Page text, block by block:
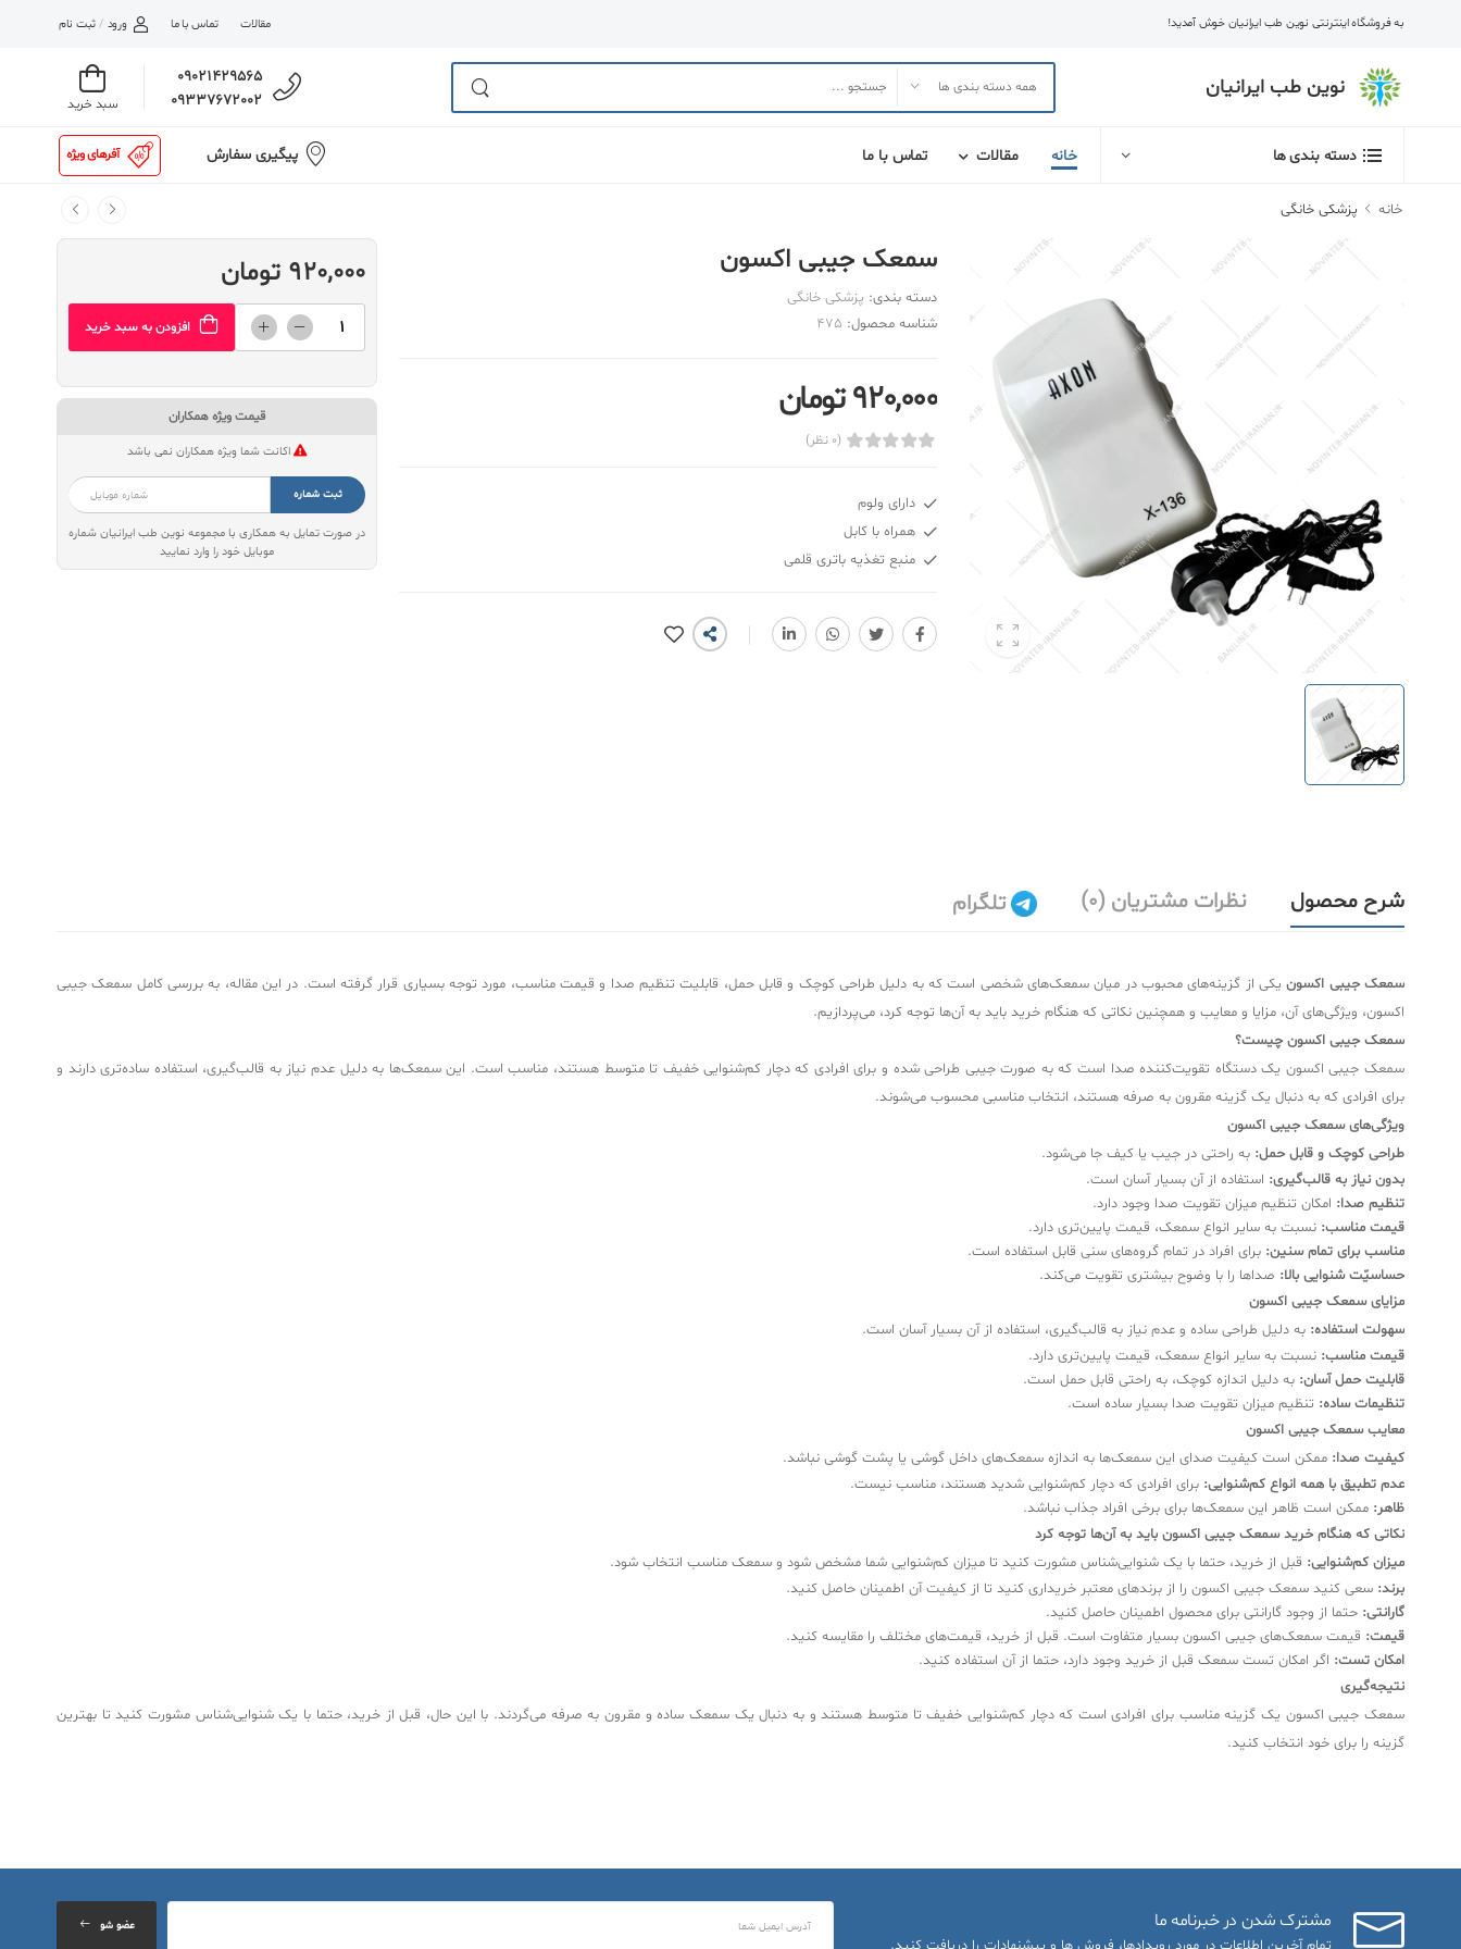
به فروشگاه اینترنتی نوین طب ایرانیان خوش آمدید! مقالات تماس با ما ورود / ثبت نام
نوین طب ایرانیان
09021429565
09337672002
سبد خرید
دسته بندی ها خانه مقالات تماس با ما پیگیری سفارش آفرهای ویژه
خانه پزشکی خانگی
سمعک جیبی اکسون
دسته بندی: پزشکی خانگی
شناسه محصول: 475
920,000 تومان
(0 نظر)
دارای ولوم
همراه با کابل
منبع تغذیه باتری قلمی
920,000 تومان
افزودن به سبد خرید
قیمت ویژه همکاران
اکانت شما ویژه همکاران نمی باشد
ثبت شماره
در صورت تمایل به همکاری با مجموعه نوین طب ایرانیان شماره
موبایل خود را وارد نمایید
شرح محصول نظرات مشتریان (0) تلگرام
سمعک جیبی اکسونیکی از گزینه‌های محبوب در میان سمعک‌های شخصی است که به دلیل طراحی کوچک و قابل حمل، قابلیت تنظیم صدا و قیمت مناسب، مورد توجه بسیاری قرار گرفته است. در این مقاله، به بررسی کامل سمعک جیبی
اکسون، ویژگی‌های آن، مزایا و معایب و همچنین نکاتی که هنگام خرید باید به آن‌ها توجه کرد، می‌پردازیم.
سمعک جیبی اکسون چیست؟
سمعک جیبی اکسون یک دستگاه تقویت‌کننده صدا است که به صورت جیبی طراحی شده و برای افرادی که دچار کم‌شنوایی خفیف تا متوسط هستند، مناسب است. این سمعک‌ها به دلیل عدم نیاز به قالب‌گیری، استفاده ساده‌تری دارند و
برای افرادی که به دنبال یک گزینه مقرون به صرفه هستند، انتخاب مناسبی محسوب می‌شوند.
ویژگی‌های سمعک جیبی اکسون
طراحی کوچک و قابل حمل: به راحتی در جیب یا کیف جا می‌شود.
بدون نیاز به قالب‌گیری: استفاده از آن بسیار آسان است.
تنظیم صدا: امکان تنظیم میزان تقویت صدا وجود دارد.
قیمت مناسب: نسبت به سایر انواع سمعک، قیمت پایین‌تری دارد.
مناسب برای تمام سنین: برای افراد در تمام گروه‌های سنی قابل استفاده است.
حساسیّت شنوایی بالا: صداها را با وضوح بیشتری تقویت می‌کند.
مزایای سمعک جیبی اکسون
سهولت استفاده: به دلیل طراحی ساده و عدم نیاز به قالب‌گیری، استفاده از آن بسیار آسان است.
قیمت مناسب: نسبت به سایر انواع سمعک، قیمت پایین‌تری دارد.
قابلیت حمل آسان: به دلیل اندازه کوچک، به راحتی قابل حمل است.
تنظیمات ساده: تنظیم میزان تقویت صدا بسیار ساده است.
معایب سمعک جیبی اکسون
کیفیت صدا: ممکن است کیفیت صدای این سمعک‌ها به اندازه سمعک‌های داخل گوشی یا پشت گوشی نباشد.
عدم تطبیق با همه انواع کم‌شنوایی: برای افرادی که دچار کم‌شنوایی شدید هستند، مناسب نیست.
ظاهر: ممکن است ظاهر این سمعک‌ها برای برخی افراد جذاب نباشد.
نکاتی که هنگام خرید سمعک جیبی اکسون باید به آن‌ها توجه کرد
میزان کم‌شنوایی: قبل از خرید، حتما با یک شنوایی‌شناس مشورت کنید تا میزان کم‌شنوایی شما مشخص شود و سمعک مناسب انتخاب شود.
برند: سعی کنید سمعک جیبی اکسون را از برندهای معتبر خریداری کنید تا از کیفیت آن اطمینان حاصل کنید.
گارانتی: حتما از وجود گارانتی برای محصول اطمینان حاصل کنید.
قیمت: قیمت سمعک‌های جیبی اکسون بسیار متفاوت است. قبل از خرید، قیمت‌های مختلف را مقایسه کنید.
امکان تست: اگر امکان تست سمعک قبل از خرید وجود دارد، حتما از آن استفاده کنید.
نتیجه‌گیری
سمعک جیبی اکسون یک گزینه مناسب برای افرادی است که دچار کم‌شنوایی خفیف تا متوسط هستند و به دنبال یک سمعک ساده و مقرون به صرفه می‌گردند. با این حال، قبل از خرید، حتما با یک شنوایی‌شناس مشورت کنید تا بهترین
گزینه را برای خود انتخاب کنید.
مشترک شدن در خبرنامه ما عضو شو